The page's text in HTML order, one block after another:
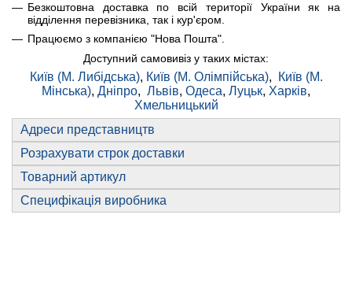
Безкоштовна доставка по всій території України як на
відділення перевізника, так і кур'єром.
Працюємо з компанією "Нова Пошта".
Доступний самовивіз у таких містах:
Київ (М. Либідська), Київ (М. Олімпійська),
Київ (М.
Мінська), Дніпро, Львів, Одеса, Луцьк, Харків,
Хмельницький
Адреси представництв
Розрахувати строк доставки
Товарний артикул
Специфікація виробника